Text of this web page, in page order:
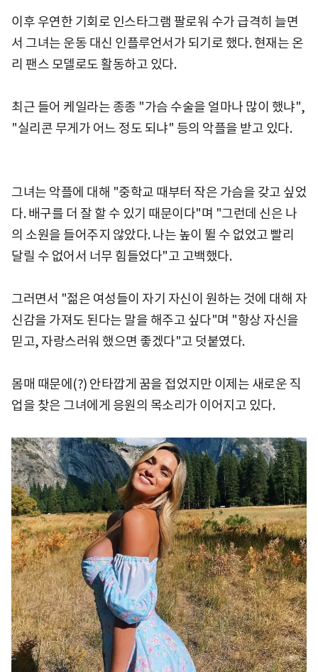
이후 우연한 기회로 인스타그램 팔로워 수가 급격히 늘면
서 그녀는 운동 대신 인플루언서가 되기로 했다. 현재는 온
리 팬스 모델로도 활동하고 있다.
최근 들어 케일라는 종종 "가슴 수술을 얼마나 많이 했냐",
"실리콘 무게가 어느 정도 되냐" 등의 악플을 받고 있다.
그녀는 악플에 대해 "중학교 때부터 작은 가슴을 갖고 싶었
다. 배구를 더 잘 할 수 있기 때문이다"며 "그런데 신은 나
의 소원을 들어주지 않았다. 나는 높이 뛸 수 없었고 빨리
달릴 수 없어서 너무 힘들었다"고 고백했다.
그러면서 "젊은 여성들이 자기 자신이 원하는 것에 대해 자
신감을 가져도 된다는 말을 해주고 싶다"며 "항상 자신을
믿고, 자랑스러워 했으면 좋겠다"고 덧붙였다.
몸매 때문에(?) 안타깝게 꿈을 접었지만 이제는 새로운 직
업을 찾은 그녀에게 응원의 목소리가 이어지고 있다.